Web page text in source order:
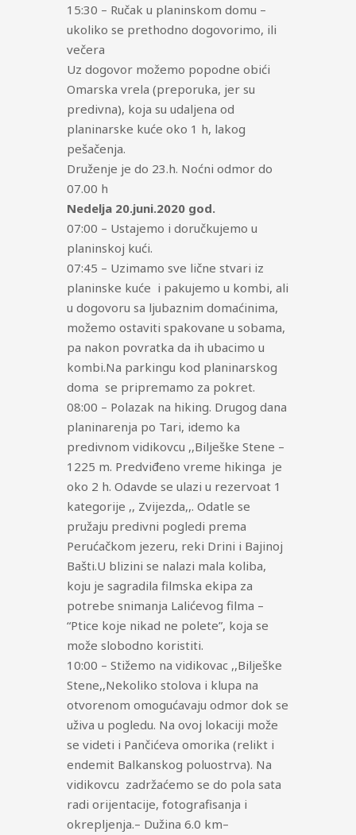
15:30 – Ručak u planinskom domu –
ukoliko se prethodno dogovorimo, ili
večera
Uz dogovor možemo popodne obići
Omarska vrela (preporuka, jer su
predivna), koja su udaljena od
planinarske kuće oko 1 h, lakog
pešačenja.
Druženje je do 23.h. Noćni odmor do
07.00 h
Nedelja 20.juni.2020 god.
07:00 – Ustajemo i doručkujemo u
planinskoj kući.
07:45 – Uzimamo sve lične stvari iz
planinske kuće i pakujemo u kombi, ali
u dogovoru sa ljubaznim domaćinima,
možemo ostaviti spakovane u sobama,
pa nakon povratka da ih ubacimo u
kombi.Na parkingu kod planinarskog
doma se pripremamo za pokret.
08:00 – Polazak na hiking. Drugog dana
planinarenja po Tari, idemo ka
predivnom vidikovcu ,,Bilješke Stene –
1225 m. Predviđeno vreme hikinga je
oko 2 h. Odavde se ulazi u rezervoat 1
kategorije ,, Zvijezda,,. Odatle se
pružaju predivni pogledi prema
Perućačkom jezeru, reki Drini i Bajinoj
Bašti.U blizini se nalazi mala koliba,
koju je sagradila filmska ekipa za
potrebe snimanja Lalićevog filma –
“Ptice koje nikad ne polete”, koja se
može slobodno koristiti.
10:00 – Stižemo na vidikovac ,,Bilješke
Stene,,Nekoliko stolova i klupa na
otvorenom omogućavaju odmor dok se
uživa u pogledu. Na ovoj lokaciji može
se videti i Pančićeva omorika (relikt i
endemit Balkanskog poluostrva). Na
vidikovcu zadržaćemo se do pola sata
radi orijentacije, fotografisanja i
okrepljenja.– Dužina 6.0 km–